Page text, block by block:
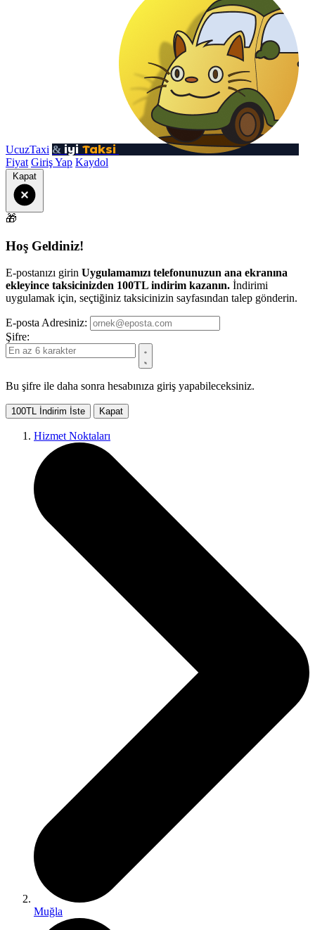
UcuzTaxi & iyi Taksi
Fiyat Giriş Yap Kaydol
Kapat
🎁
Hoş Geldiniz!
E-postanızı girin Uygulamamızı telefonunuzun ana ekranına
ekleyince taksicinizden 100TL indirim kazanın. İndirimi
uygulamak için, seçtiğiniz taksicinizin sayfasından talep gönderin.
E-posta Adresiniz:
Şifre:
Bu şifre ile daha sonra hesabınıza giriş yapabileceksiniz.
100TL İndirim İste Kapat
Hizmet Noktaları
Muğla